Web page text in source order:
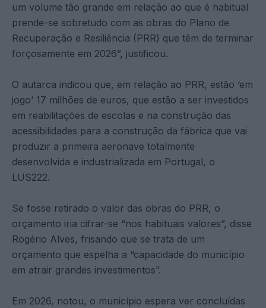
um volume tão grande em relação ao que é habitual
prende-se sobretudo com as obras do Plano de
Recuperação e Resiliência (PRR) que têm de terminar
forçosamente em 2026”, justificou.
O autarca indicou que, em relação ao PRR, estão ‘em
jogo’ 17 milhões de euros, que estão a ser investidos
em reabilitações de escolas e na construção das
acessibilidades para a construção da fábrica que vai
produzir a primeira aeronave totalmente
desenvolvida e industrializada em Portugal, o
LUS222.
Se fosse retirado o valor das obras do PRR, o
orçamento iria cifrar-se “nos habituais valores”, disse
Rogério Alves, frisando que se trata de um
orçamento que espelha a “capacidade do município
em atrair grandes investimentos”.
Em 2026, notou, o município espera ver concluídas